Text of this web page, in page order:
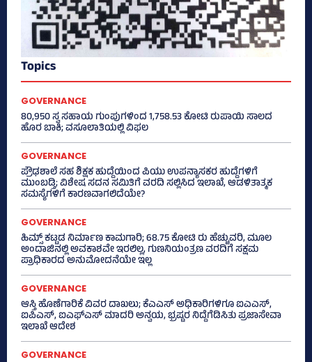
Topics
GOVERNANCE
80,950 ಸ್ವ ಸಹಾಯ ಗುಂಪುಗಳಿಂದ 1,758.53 ಕೋಟಿ ರುಪಾಯಿ ಸಾಲದ
ಹೊರ ಬಾಕಿ; ವಸೂಲಾತಿಯಲ್ಲಿ ವಿಫಲ
GOVERNANCE
ಪ್ರೌಢಶಾಲೆ ಸಹ ಶಿಕ್ಷಕ ಹುದ್ದೆಯಿಂದ ಪಿಯು ಉಪನ್ಯಾಸಕರ ಹುದ್ದೆಗಳಿಗೆ
ಮುಂಬಡ್ತಿ; ವಿಶೇಷ ಸದನ ಸಮಿತಿಗೆ ವರದಿ ಸಲ್ಲಿಸಿದ ಇಲಾಖೆ, ಆಡಳಿತಾತ್ಮಕ
ಸಮಸ್ಯೆಗಳಿಗೆ ಕಾರಣವಾಗಲಿದೆಯೇ?
GOVERNANCE
ಹಿಮ್ಸ್‌ ಕಟ್ಟಡ ನಿರ್ಮಾಣ ಕಾಮಗಾರಿ; 68.75 ಕೋಟಿ ರು ಹೆಚ್ಚುವರಿ, ಮೂಲ
ಅಂದಾಜಿನಲ್ಲಿ ಅವಕಾಶವೇ ಇರಲಿಲ್ಲ, ಗುಣನಿಯಂತ್ರಣ ವರದಿಗೆ ಸಕ್ಷಮ
ಪ್ರಾಧಿಕಾರದ ಅನುಮೋದನೆಯೇ ಇಲ್ಲ
GOVERNANCE
ಆಸ್ತಿ ಹೊಣೆಗಾರಿಕೆ ವಿವರ ದಾಖಲು; ಕೆಎಎಸ್ ಅಧಿಕಾರಿಗಳಿಗೂ ಐಎಎಸ್‌,
ಐಪಿಎಸ್‌, ಐಎಫ್‌ಎಸ್‌ ಮಾದರಿ ಅನ್ವಯ, ಭ್ರಷ್ಟರ ನಿದ್ದೆಗೆಡಿಸಿತು ಪ್ರಜಾಸೇವಾ
ಇಲಾಖೆ ಆದೇಶ
GOVERNANCE